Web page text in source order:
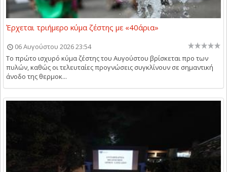
Έρχεται τριήμερο κύμα ζέστης με «40άρια»
06 Αυγούστου 2026 23:54
Το πρώτο ισχυρό κύμα ζέστης του Αυγούστου βρίσκεται προ των
πυλών, καθώς οι τελευταίες προγνώσεις συγκλίνουν σε σημαντική
άνοδο της θερμοκ...